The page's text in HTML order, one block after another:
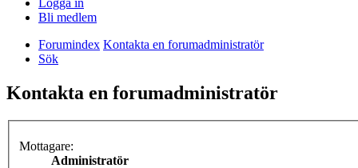
Logga in
Bli medlem
Forumindex Kontakta en forumadministratör
Sök
Kontakta en forumadministratör
Mottagare:
Administratör